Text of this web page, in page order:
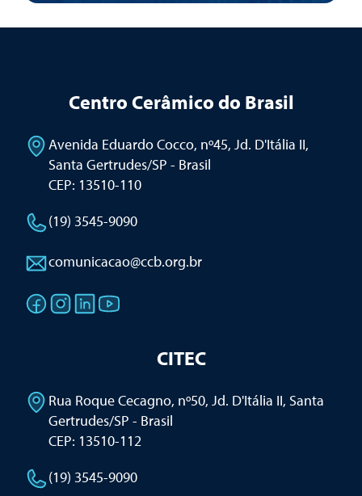
Centro Cerâmico do Brasil
Avenida Eduardo Cocco, nº45, Jd. D'Itália II,
Santa Gertrudes/SP - Brasil
CEP: 13510-110
(19) 3545-9090
comunicacao@ccb.org.br
CITEC
Rua Roque Cecagno, nº50, Jd. D'Itália II, Santa
Gertrudes/SP - Brasil
CEP: 13510-112
(19) 3545-9090